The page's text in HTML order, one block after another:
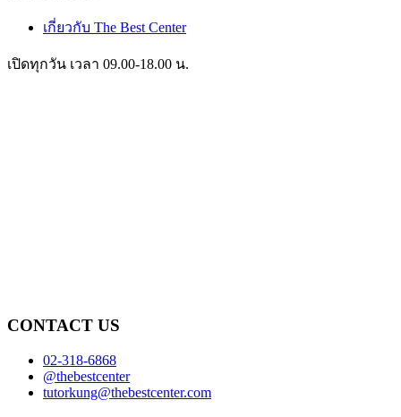
เกี่ยวกับ The Best Center
เปิดทุกวัน เวลา 09.00-18.00 น.
CONTACT US
02-318-6868
@thebestcenter
tutorkung@thebestcenter.com